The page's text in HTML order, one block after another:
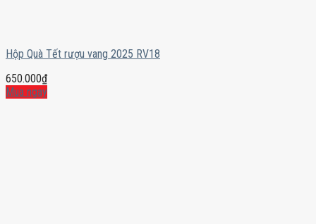
Hộp Quà Tết rượu vang 2025 RV18
650.000₫
Mua ngay